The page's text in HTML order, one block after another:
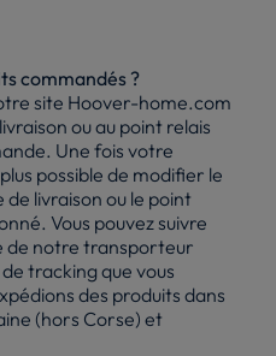
commandés ?
site Hoover-home.com
ou au point relais
Une fois votre
possible de modifier le
de livraison ou le point
Vous pouvez suivre
de notre transporteur
tracking que vous
des produits dans
(hors Corse) et